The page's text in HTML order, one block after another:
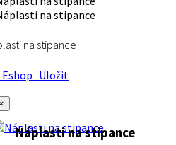
na stipance
Uložit
Náplasti na stipance